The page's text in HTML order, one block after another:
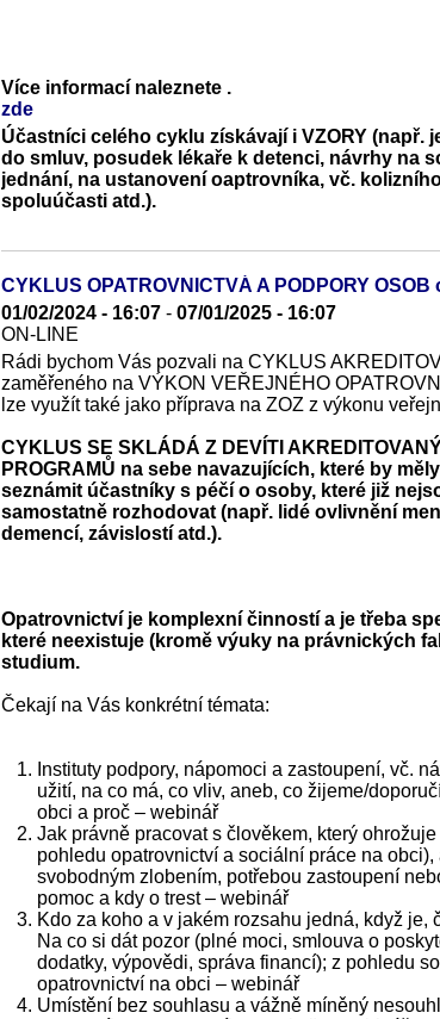
Více informací naleznete
zde
.
Účastníci celého cyklu získávají i VZORY (např.
do smluv, posudek lékaře k detenci, návrhy na
jednání, na ustanovení oaptrovníka, vč.
spoluúčasti atd.).
CYKLUS OPATROVNICTVÁ A PODPORY OSOB
01/02/2024 - 16:07 - 07/01/2025 - 16:07
ON-LINE
Rádi bychom Vás pozvali na CYKLUS
zaměřeného na VÝKON VEŘEJNÉHO
lze využít také jako příprava na ZOZ z výkonu
CYKLUS SE SKLÁDÁ Z DEVÍTI
PROGRAMŮ na sebe navazujících, které by
seznámit účastníky s péčí o osoby, které již
samostatně rozhodovat (např. lidé ovlivnění
demencí, závislostí atd.).
Opatrovnictví je komplexní činností a je třeba
které neexistuje (kromě výuky na právnických
studium.
Čekají na Vás konkrétní témata:
Instituty podpory, nápomoci a zastoupení, vč.
užití, na co má, co vliv, aneb, co žijeme/
obci a proč – webinář
Jak právně pracovat s člověkem, který
pohledu opatrovnictví a sociální práce na
svobodným zlobením, potřebou zastoupení
pomoc a kdy o trest – webinář
Kdo za koho a v jakém rozsahu jedná, když je,
Na co si dát pozor (plné moci, smlouva o
dodatky, výpovědi, správa financí); z pohledu
opatrovnictví na obci – webinář
Umístění bez souhlasu a vážně míněný